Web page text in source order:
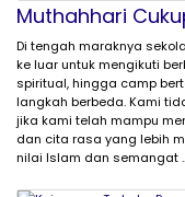
Muthahhari
Di tengah maraknya
ke luar untuk mengikuti
spiritual, hingga camp
langkah berbeda. Kami
jika kami telah mampu
dan cita rasa yang lebih
nilai Islam dan semangat